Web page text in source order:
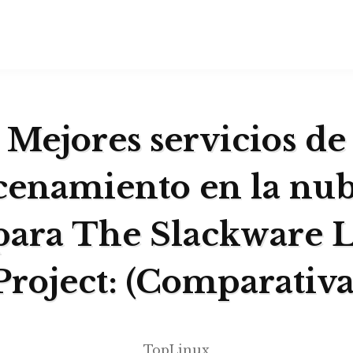
Mejores servicios de
en la
The Slackware
TopLinux